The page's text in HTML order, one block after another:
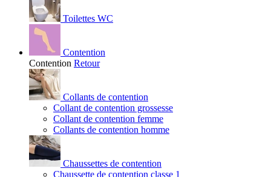
Toilettes WC
Contention
Contention Retour
Collants de contention
Collant de contention grossesse
Collant de contention femme
Collants de contention homme
Chaussettes de contention
Chaussette de contention classe 1